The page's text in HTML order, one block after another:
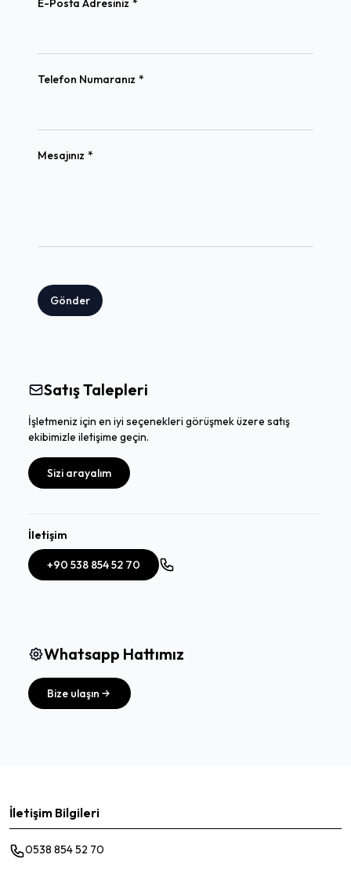
E-Posta Adresiniz *
Telefon Numaranız *
Mesajınız *
Gönder
Satış Talepleri
İşletmeniz için en iyi seçenekleri görüşmek üzere satış
ekibimizle iletişime geçin.
Sizi arayalım
İletişim
+90 538 854 52 70
Whatsapp Hattımız
Bize ulaşın
İletişim Bilgileri
0538 854 52 70